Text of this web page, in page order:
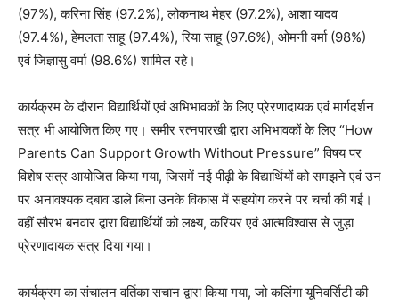
(97%), करिना सिंह (97.2%), लोकनाथ मेहर (97.2%), आशा यादव
(97.4%), हेमलता साहू (97.4%), रिया साहू (97.6%), ओमनी वर्मा (98%)
एवं जिज्ञासु वर्मा (98.6%) शामिल रहे।
कार्यक्रम के दौरान विद्यार्थियों एवं अभिभावकों के लिए प्रेरणादायक एवं मार्गदर्शन
सत्र भी आयोजित किए गए। समीर रत्नपारखी द्वारा अभिभावकों के लिए “How
Parents Can Support Growth Without Pressure” विषय पर
विशेष सत्र आयोजित किया गया, जिसमें नई पीढ़ी के विद्यार्थियों को समझने एवं उन
पर अनावश्यक दबाव डाले बिना उनके विकास में सहयोग करने पर चर्चा की गई।
वहीं सौरभ बनवार द्वारा विद्यार्थियों को लक्ष्य, करियर एवं आत्मविश्वास से जुड़ा
प्रेरणादायक सत्र दिया गया।
कार्यक्रम का संचालन वर्तिका सचान द्वारा किया गया, जो कलिंगा यूनिवर्सिटी की